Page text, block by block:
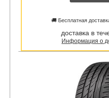
🚚 Бесплатная
доставка в
Информация о